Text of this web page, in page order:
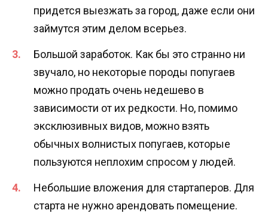
придется выезжать за город, даже если они
займутся этим делом всерьез.
Большой заработок. Как бы это странно ни
звучало, но некоторые породы попугаев
можно продать очень недешево в
зависимости от их редкости. Но, помимо
эксклюзивных видов, можно взять
обычных волнистых попугаев, которые
пользуются неплохим спросом у людей.
Небольшие вложения для стартаперов. Для
старта не нужно арендовать помещение.